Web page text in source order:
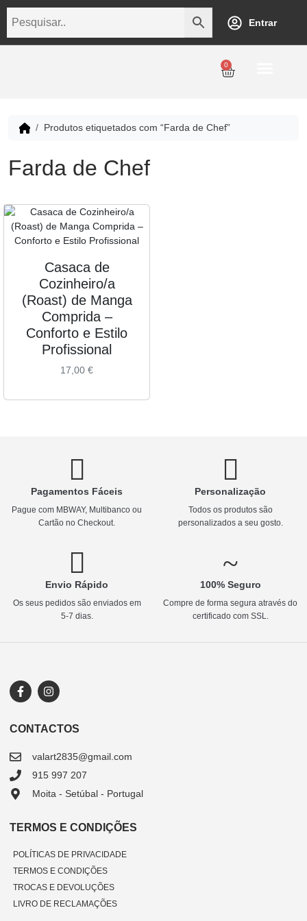
Entrar
0
Produtos etiquetados com “Farda de Chef”
Farda de Chef
Casaca de
Cozinheiro/a
(Roast) de Manga
Comprida –
Conforto e Estilo
Profissional
17,00 €
Pagamentos Fáceis
Pague com MBWAY, Multibanco ou
Cartão no Checkout.
Personalização
Todos os produtos são
personalizados a seu gosto.
Envio Rápido
Os seus pedidos são enviados em
5-7 dias.
100% Seguro
Compre de forma segura através do
certificado com SSL.
CONTACTOS
valart2835@gmail.com
915 997 207
Moita - Setúbal - Portugal
TERMOS E CONDIÇÕES
POLÍTICAS DE PRIVACIDADE
TERMOS E CONDIÇÕES
TROCAS E DEVOLUÇÕES
LIVRO DE RECLAMAÇÕES